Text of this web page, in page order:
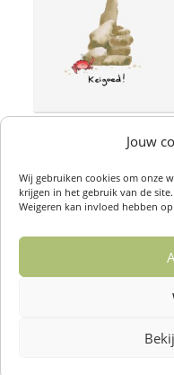
Jouw
Wij gebruiken cookies om onze
krijgen in het gebruik van de
Weigeren kan invloed hebben
Wenskaarten – Keigoed
Toevoegen aan
4